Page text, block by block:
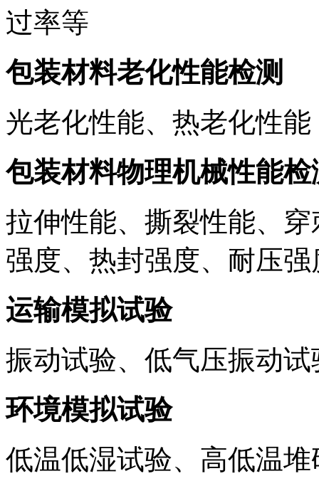
过率等
包装材料老化性能检测
光老化性能、热老化性能
包装材料物理机械性能检
拉伸性能、撕裂性能、
强度、热封强度、耐压
运输模拟试验
振动试验、低气压振动
环境模拟试验
低温低湿试验、高低温